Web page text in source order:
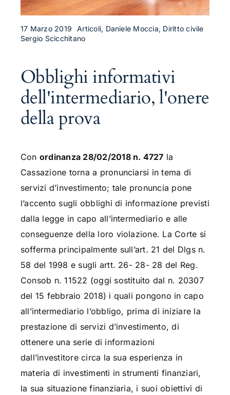
17 Marzo 2019
Articoli, Daniele Moccia, Diritto civile
Sergio Scicchitano
Obblighi informativi
dell'intermediario, l'onere
della prova
Con ordinanza 28/02/2018 n. 4727 la
Cassazione torna a pronunciarsi in tema di
servizi d’investimento; tale pronuncia pone
l’accento sugli obblighi di informazione previsti
dalla legge in capo all’intermediario e alle
conseguenze della loro violazione. La Corte si
sofferma principalmente sull’art. 21 del Dlgs n.
58 del 1998 e sugli artt. 26- 28- 28 del Reg.
Consob n. 11522 (oggi sostituito dal n. 20307
del 15 febbraio 2018) i quali pongono in capo
all’intermediario l’obbligo, prima di iniziare la
prestazione di servizi d’investimento, di
ottenere una serie di informazioni
dall’investitore circa la sua esperienza in
materia di investimenti in strumenti finanziari,
la sua situazione finanziaria, i suoi obiettivi di